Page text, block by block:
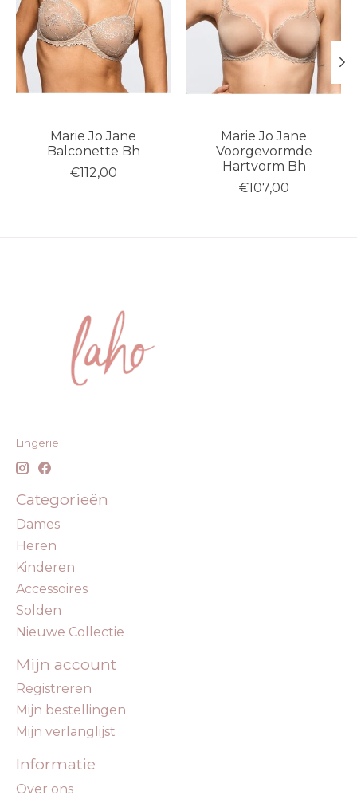
Marie Jo Jane
Balconette Bh
€112,00
Marie Jo Jane
Voorgevormde
Hartvorm Bh
€107,00
Lingerie
Categorieën
Dames
Heren
Kinderen
Accessoires
Solden
Nieuwe Collectie
Mijn account
Registreren
Mijn bestellingen
Mijn verlanglijst
Informatie
Over ons